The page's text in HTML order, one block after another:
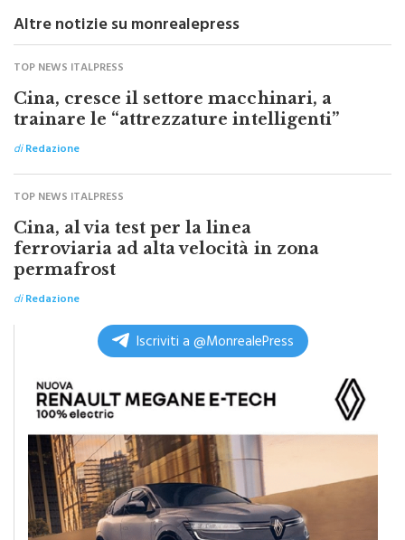
Altre notizie su monrealepress
TOP NEWS ITALPRESS
Cina, cresce il settore macchinari, a
trainare le “attrezzature intelligenti”
diRedazione
TOP NEWS ITALPRESS
Cina, al via test per la linea
ferroviaria ad alta velocità in zona
permafrost
diRedazione
Iscriviti a @MonrealePress